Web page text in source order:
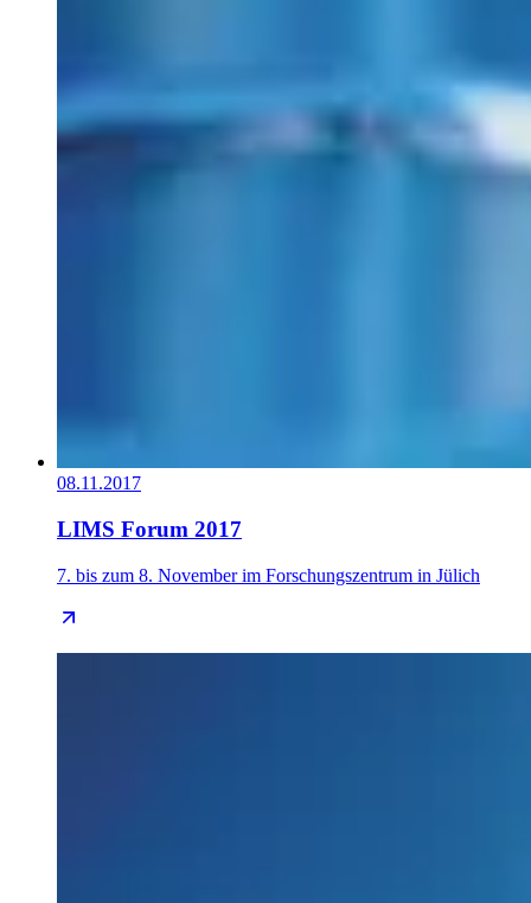
08.11.2017
LIMS Forum 2017
7. bis zum 8. November im Forschungszentrum in Jülich